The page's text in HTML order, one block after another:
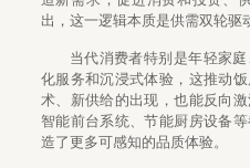
出，这一逻辑本质是供需双轮驱
当代消费者特别是年轻家
化服务和沉浸式体验，这推动
术、新供给的出现，也能反向
智能前台系统、节能厨房设备
造了更多可感知的品质体验。